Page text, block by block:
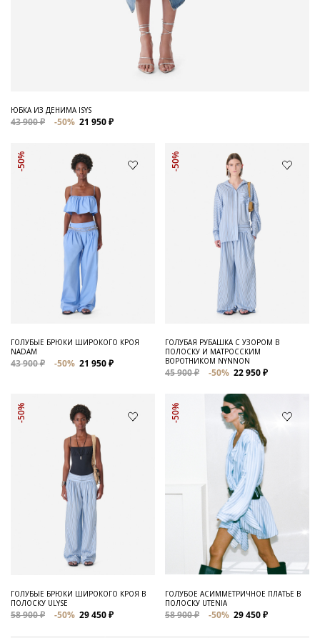
ЮБКА ИЗ ДЕНИМА ISYS
43 900 ₽ -50% 21 950 ₽
-50%
ГОЛУБЫЕ БРЮКИ ШИРОКОГО КРОЯ
NADAM
43 900 ₽ -50% 21 950 ₽
-50%
ГОЛУБАЯ РУБАШКА С УЗОРОМ В
ПОЛОСКУ И МАТРОССКИМ
ВОРОТНИКОМ NYNNON
45 900 ₽ -50% 22 950 ₽
-50%
ГОЛУБЫЕ БРЮКИ ШИРОКОГО КРОЯ В
ПОЛОСКУ ULYSE
58 900 ₽ -50% 29 450 ₽
-50%
ГОЛУБОЕ АСИММЕТРИЧНОЕ ПЛАТЬЕ В
ПОЛОСКУ UTENIA
58 900 ₽ -50% 29 450 ₽